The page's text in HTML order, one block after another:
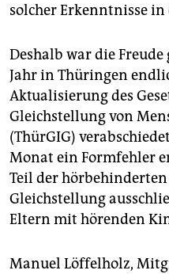
solcher Erkenntnisse in
Deshalb war die
Jahr in Thüringen
Aktualisierung des
Gleichstellung von
(ThürGIG)
Monat ein Formfehler
Teil der
Gleichstellung
Eltern mit hörenden
Manuel Löffelholz,